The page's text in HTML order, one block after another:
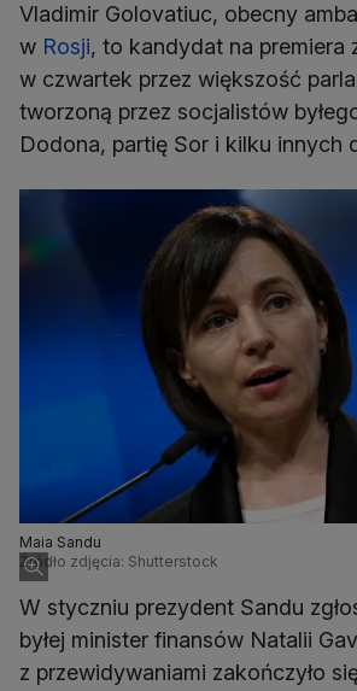
Vladimir Golovatiuc, obecny
w Rosji, to kandydat na premiera
w czwartek przez większość
tworzoną przez socjalistów
Dodona, partię Sor i kilku innych
Maia Sandu
Źródło zdjęcia: Shutterstock
W styczniu prezydent Sandu
byłej minister finansów Natalii
z przewidywaniami zakończyło